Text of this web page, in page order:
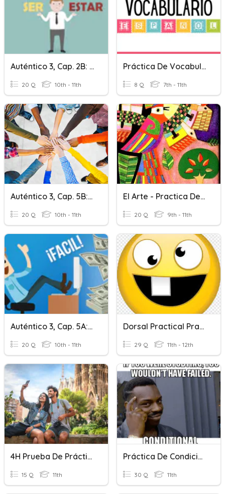
Auténtico 3, Cap. 2B: Práctica De Gramática
20 Q 10th - 11th
Práctica De Vocabulario 1,1
8 Q 7th - 11th
Auténtico 3, Cap. 5B: Práctica De Vocabulario
20 Q 10th - 11th
El Arte - Practica De Vocabulario
20 Q 9th - 11th
Auténtico 3, Cap. 5A: Práctica De Gramática
20 Q 10th - 11th
Dorsal Practical Practice
29 Q 11th - 12th
4H Prueba De Práctica: Medios De Transporte + Lugares Turísticos
15 Q 11th
Práctica De Condicional
30 Q 11th